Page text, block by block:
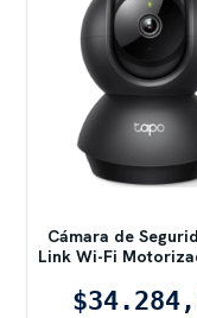
Cámara de
Link Wi-Fi